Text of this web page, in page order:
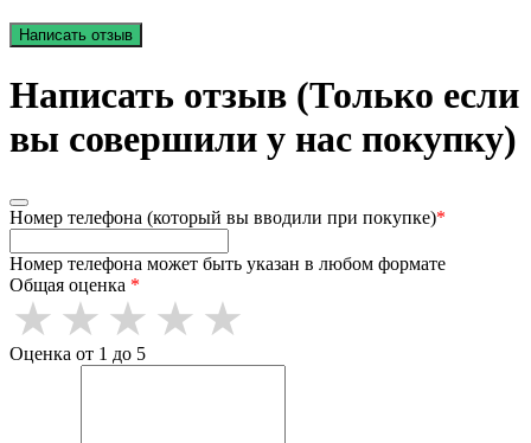
Написать отзыв
Написать отзыв (Только если
вы совершили у нас покупку)
Номер телефона (который вы вводили при покупке)*
Номер телефона может быть указан в любом формате
Общая оценка *
Оценка от 1 до 5